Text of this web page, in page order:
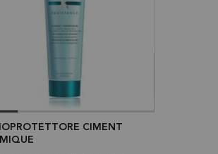
CIMENT